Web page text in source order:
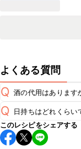
よくある質問
Q 酒の代用はあります
A
Q 日持ちはどれくらい
保存期間は冷蔵で翌
し上がりください。
このレシピをシェアする